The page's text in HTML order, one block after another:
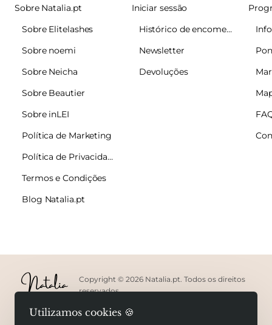
Utilizamos cookies 🍪
Sobre Natalia.pt
Sobre Elitelashes
Sobre noemi
Sobre Neicha
Sobre Beautier
Sobre inLEI
Política de Marketing
Política de Privacidade
Termos e Condições
Blog Natalia.pt
Iniciar sessão
Histórico de encomendas
Newsletter
Devoluções
Copyright © 2026 Natalia.pt. Todos os direitos
reservados.